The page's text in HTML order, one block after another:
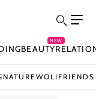
BEAUTY
NEW
WOLIFRIENDS